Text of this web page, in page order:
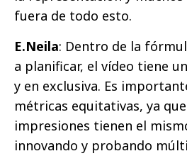
fuera de todo esto.
E.Neila: Dentro de la
a planificar, el vídeo tiene
y en exclusiva. Es
métricas equitativas, ya
impresiones tienen el
innovando y probando